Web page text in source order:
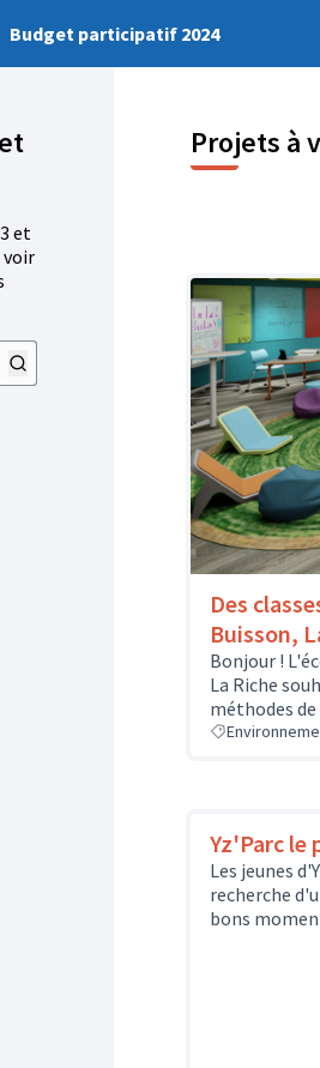
Budget participatif 2024
et
voir
Projets à
Des
Buisson,
Bonjour !
La Riche
méthodes
Yz'Parc le
Les jeunes
recherche
bons